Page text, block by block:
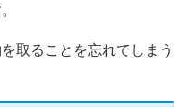
取ることを忘れてしまう